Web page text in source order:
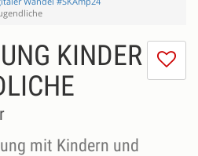
I
KINDER
mit Kindern und